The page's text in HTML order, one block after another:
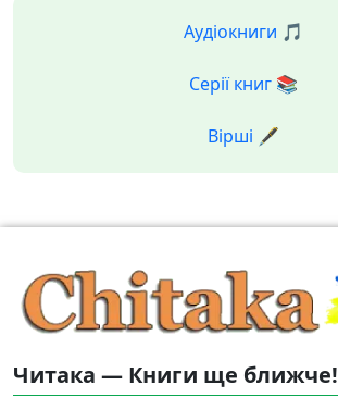
Аудіокниги 🎵
Серії книг 📚
Вірші 🖋️
Читака — Книги ще ближче!